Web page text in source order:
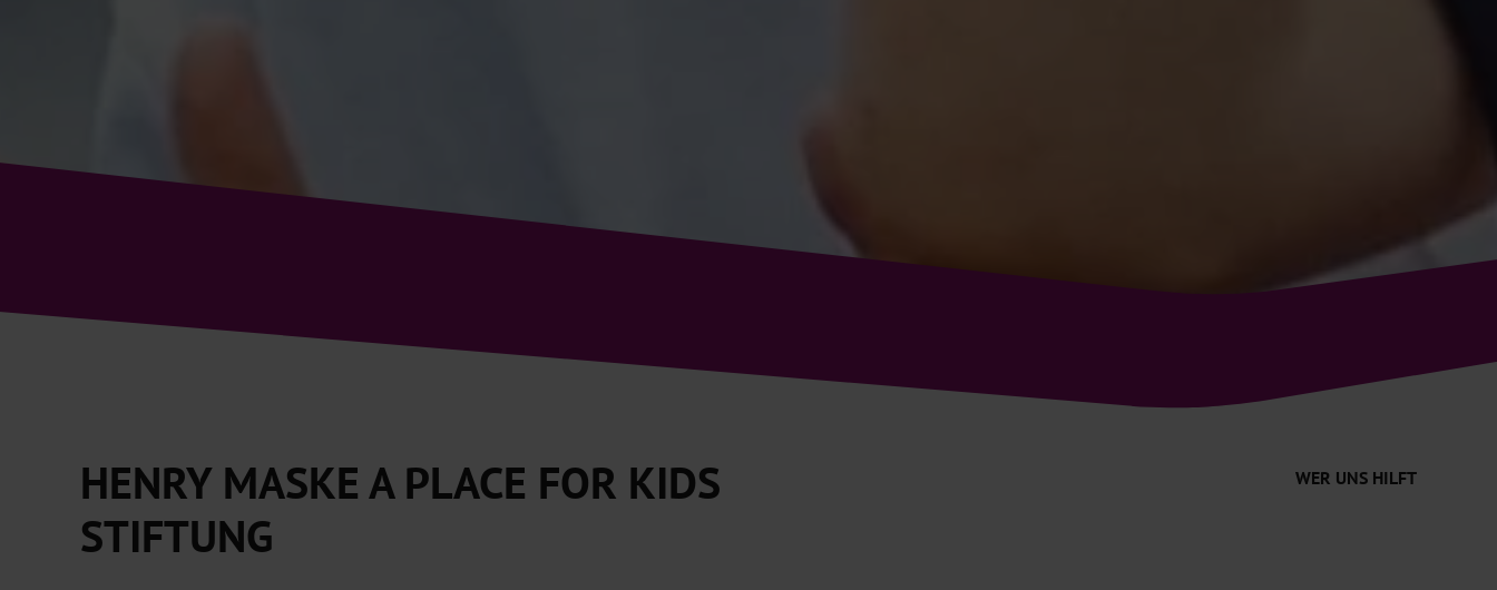
HENRY MASKE A PLACE FOR KIDS
STIFTUNG
WER UNS HILFT